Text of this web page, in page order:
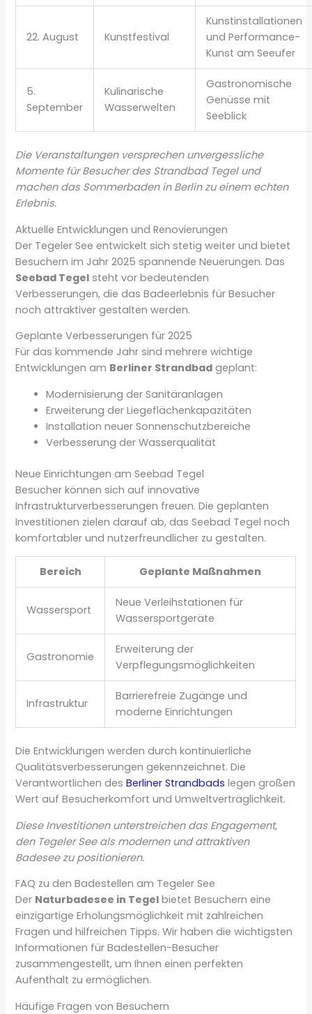
22. August Kunstfestival
Kunstinstallationen
und Performance-
Kunst am Seeufer
5.
September
Kulinarische
Wasserwelten
Gastronomische
Genüsse mit
Seeblick
Die Veranstaltungen versprechen unvergessliche
Momente für Besucher des Strandbad Tegel und
machen das Sommerbaden in Berlin zu einem echten
Erlebnis.
Aktuelle Entwicklungen und Renovierungen
Der Tegeler See entwickelt sich stetig weiter und bietet
Besuchern im Jahr 2025 spannende Neuerungen. Das
Seebad Tegel steht vor bedeutenden
Verbesserungen, die das Badeerlebnis für Besucher
noch attraktiver gestalten werden.
Geplante Verbesserungen für 2025
Für das kommende Jahr sind mehrere wichtige
Entwicklungen am Berliner Strandbad geplant:
Modernisierung der Sanitäranlagen
Erweiterung der Liegeflächenkapazitäten
Installation neuer Sonnenschutzbereiche
Verbesserung der Wasserqualität
Neue Einrichtungen am Seebad Tegel
Besucher können sich auf innovative
Infrastrukturverbesserungen freuen. Die geplanten
Investitionen zielen darauf ab, das Seebad Tegel noch
komfortabler und nutzerfreundlicher zu gestalten.
Bereich Geplante Maßnahmen
Wassersport
Neue Verleihstationen für
Wassersportgeräte
Gastronomie
Erweiterung der
Verpflegungsmöglichkeiten
Infrastruktur
Barrierefreie Zugänge und
moderne Einrichtungen
Die Entwicklungen werden durch kontinuierliche
Qualitätsverbesserungen gekennzeichnet. Die
Verantwortlichen desBerliner Strandbads legen großen
Wert auf Besucherkomfort und Umweltverträglichkeit.
Diese Investitionen unterstreichen das Engagement,
den Tegeler See als modernen und attraktiven
Badesee zu positionieren.
FAQ zu den Badestellen am Tegeler See
Der Naturbadesee in Tegel bietet Besuchern eine
einzigartige Erholungsmöglichkeit mit zahlreichen
Fragen und hilfreichen Tipps. Wir haben die wichtigsten
Informationen für Badestellen-Besucher
zusammengestellt, um Ihnen einen perfekten
Aufenthalt zu ermöglichen.
Häufige Fragen von Besuchern